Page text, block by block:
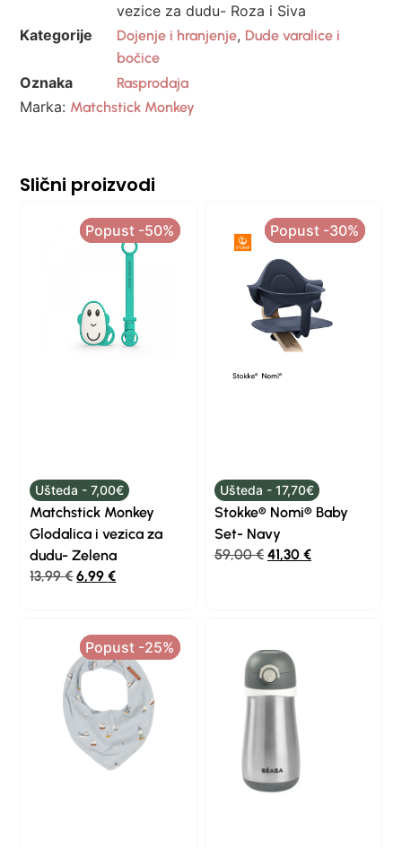
vezice za dudu- Roza i Siva
Kategorije
Dojenje i hranjenje, Dude varalice i
bočice
Oznaka Rasprodaja
Marka: Matchstick Monkey
Slični proizvodi
Popust -50%
Popust -50%
Ušteda - 7,00€
Matchstick Monkey
Glodalica i vezica za
dudu- Zelena
13,99€ 6,99€
Popust -30%
Popust -30%
Ušteda - 17,70€
Stokke® Nomi® Baby
Set- Navy
59,00€ 41,30 €
Popust -25%
Popust -25%